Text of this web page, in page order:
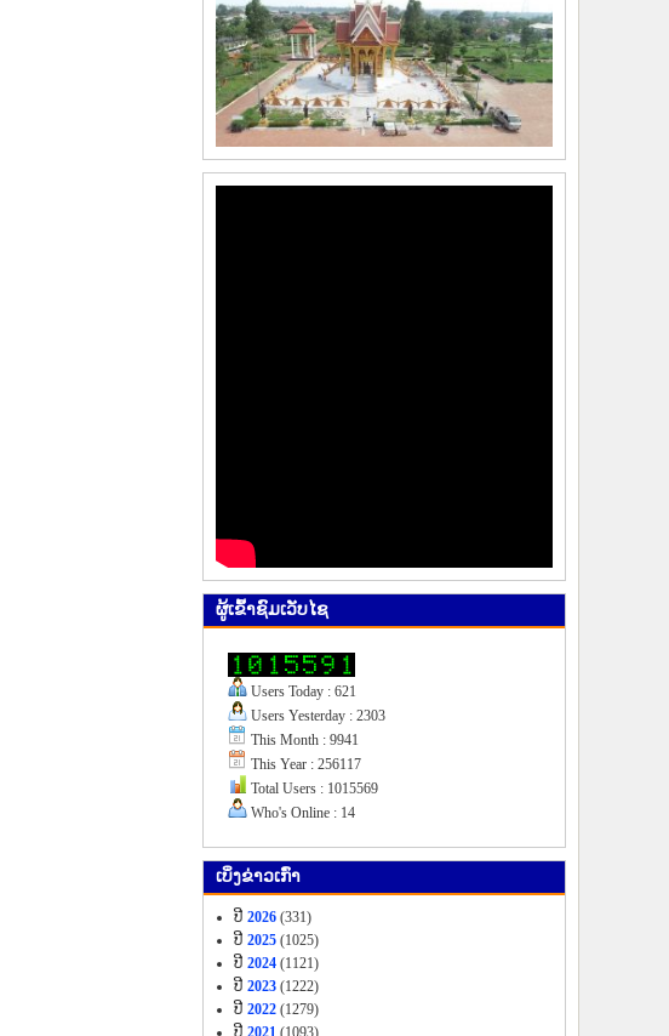
ຜູ້​ເຂົ້າ​ຊົມ​ເວັບ​ໄຊ
Users Today : 621
Users Yesterday : 2303
This Month : 9941
This Year : 256117
Total Users : 1015569
Who's Online : 14
ເບິ່ງ​ຂ່າວ​ເກົ່າ
ປີ 2026 (331)
ປີ 2025 (1025)
ປີ 2024 (1121)
ປີ 2023 (1222)
ປີ 2022 (1279)
ປີ 2021 (1093)